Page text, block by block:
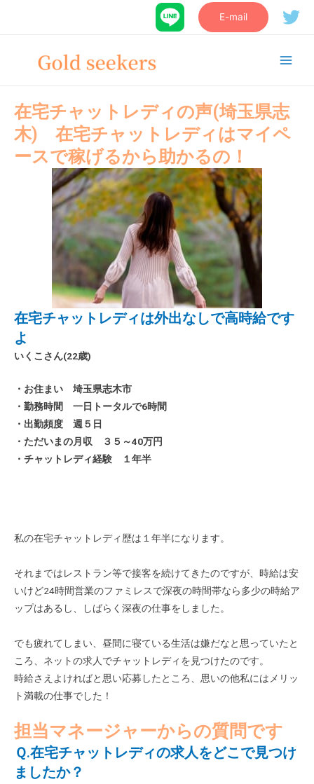
E-mail
在宅チャットレディの声(埼玉県志
木) 在宅チャットレディはマイペ
ースで稼げるから助かるの！
在宅チャットレディは外出なしで高時給です
よ
いくこ さん(22歳)
・お住まい 埼玉県志木市
・勤務時間 一日トータルで6時間
・出勤頻度 週５日
・ただいまの月収 ３５～40万円
・チャットレディ経験 １年半
私の在宅チャットレディ歴は１年半になります。
それまではレストラン等で接客を続けてきたのですが、時給は安
いけど24時間営業のファミレスで深夜の時間帯なら多少の時給ア
ップはあるし、しばらく深夜の仕事をしました。
でも疲れてしまい、昼間に寝ている生活は嫌だなと思っていたと
ころ、ネットの求人でチャットレディを見つけたのです。
時給さえよければと思い応募したところ、思いの他私にはメリッ
ト満載の仕事でした！
担当マネージャーからの質問です
Ｑ.在宅チャットレディの求人をどこで見つけ
ましたか？